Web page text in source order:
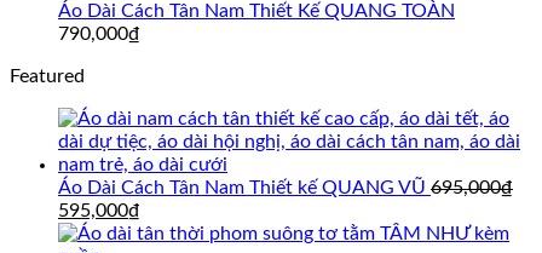
Áo Dài Cách Tân Nam Thiết Kế QUANG TOÀN
790,000₫
Featured
Áo Dài Cách Tân Nam Thiết kế QUANG VŨ 695,000₫
Giá
gốc
595,000₫
hiện